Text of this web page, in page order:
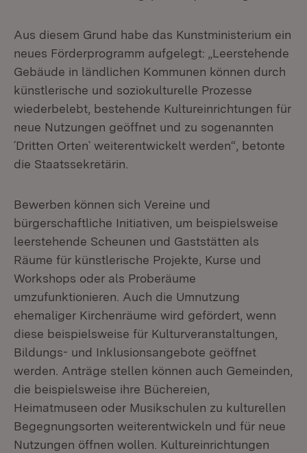
Aus diesem Grund habe das Kunstministerium ein
neues Förderprogramm aufgelegt: „Leerstehende
Gebäude in ländlichen Kommunen können durch
künstlerische und soziokulturelle Prozesse
wiederbelebt, bestehende Kultureinrichtungen für
neue Nutzungen geöffnet und zu sogenannten
´Dritten Orten` weiterentwickelt werden“, betonte
die Staatssekretärin.
Bewerben können sich Vereine und
bürgerschaftliche Initiativen, um beispielsweise
leerstehende Scheunen und Gaststätten als
Räume für künstlerische Projekte, Kurse und
Workshops oder als Proberäume
umzufunktionieren. Auch die Umnutzung
ehemaliger Kirchenräume wird gefördert, wenn
diese beispielsweise für Kulturveranstaltungen,
Bildungs- und Inklusionsangebote geöffnet
werden. Anträge stellen können auch Gemeinden,
die beispielsweise ihre Büchereien,
Heimatmuseen oder Musikschulen zu kulturellen
Begegnungsorten weiterentwickeln und für neue
Nutzungen öffnen wollen. Kultureinrichtungen